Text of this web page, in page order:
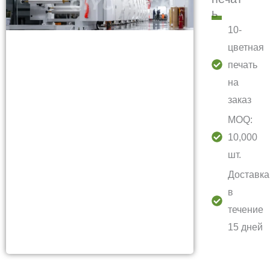
ь
10-
цветная
печать
на
заказ
MOQ:
10,000
шт.
Доставка
в
течение
15 дней